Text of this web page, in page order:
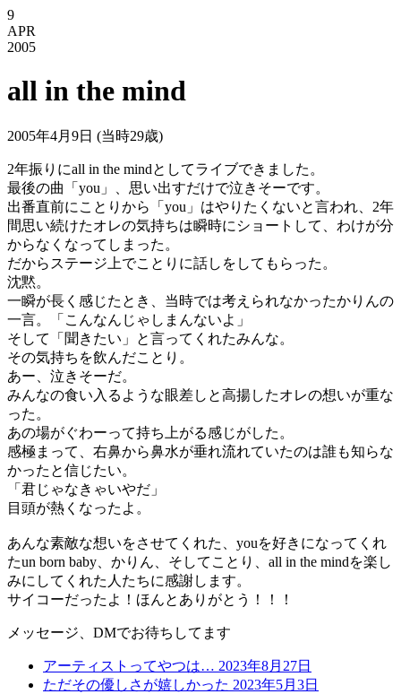
9
APR
2005
all in the mind
2005年4月9日 (当時29歳)
2年振りにall in the mindとしてライブできました。
最後の曲「you」、思い出すだけで泣きそーです。
出番直前にことりから「you」はやりたくないと言われ、2年
間思い続けたオレの気持ちは瞬時にショートして、わけが分
からなくなってしまった。
だからステージ上でことりに話しをしてもらった。
沈黙。
一瞬が長く感じたとき、当時では考えられなかったかりんの
一言。「こんなんじゃしまんないよ」
そして「聞きたい」と言ってくれたみんな。
その気持ちを飲んだことり。
あー、泣きそーだ。
みんなの食い入るような眼差しと高揚したオレの想いが重な
った。
あの場がぐわーって持ち上がる感じがした。
感極まって、右鼻から鼻水が垂れ流れていたのは誰も知らな
かったと信じたい。
「君じゃなきゃいやだ」
目頭が熱くなったよ。
あんな素敵な想いをさせてくれた、youを好きになってくれ
たun born baby、かりん、そしてことり、all in the mindを楽し
みにしてくれた人たちに感謝します。
サイコーだったよ！ほんとありがとう！！！
メッセージ、DMでお待ちしてます
アーティストってやつは… 2023年8月27日
ただその優しさが嬉しかった 2023年5月3日